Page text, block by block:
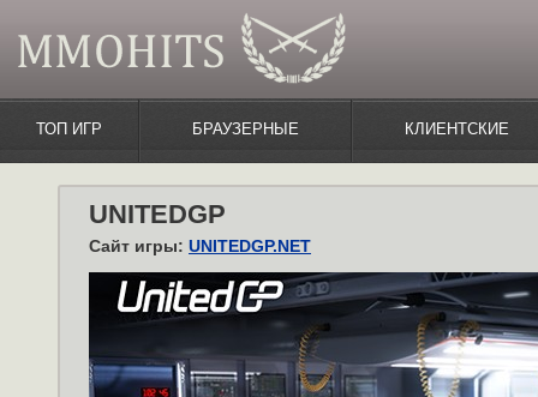
ТОП ИГР БРАУЗЕРНЫЕ КЛИЕНТСКИЕ
UNITEDGP
Сайт игры: UNITEDGP.NET